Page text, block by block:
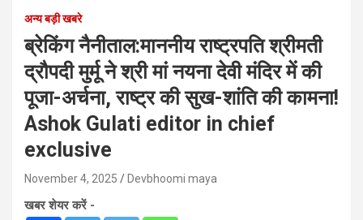
अन्य बड़ी खबरे
ब्रेकिंग नैनीताल:माननीय राष्ट्रपति श्रीमती
द्रौपदी मुर्मू ने श्री मां नयना देवी मंदिर में की
पूजा-अर्चना, राष्ट्र की सुख-शांति की कामना!
Ashok Gulati editor in chief
exclusive
November 4, 2025 Devbhoomi maya
खबर शेयर करें -